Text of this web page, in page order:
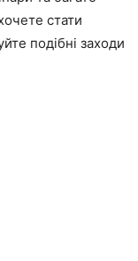
стати
подібні заходи